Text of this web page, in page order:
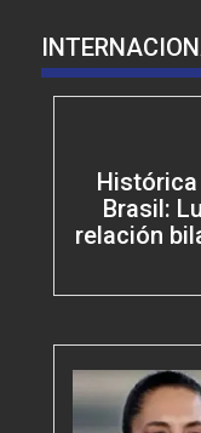
Brasil:
relación